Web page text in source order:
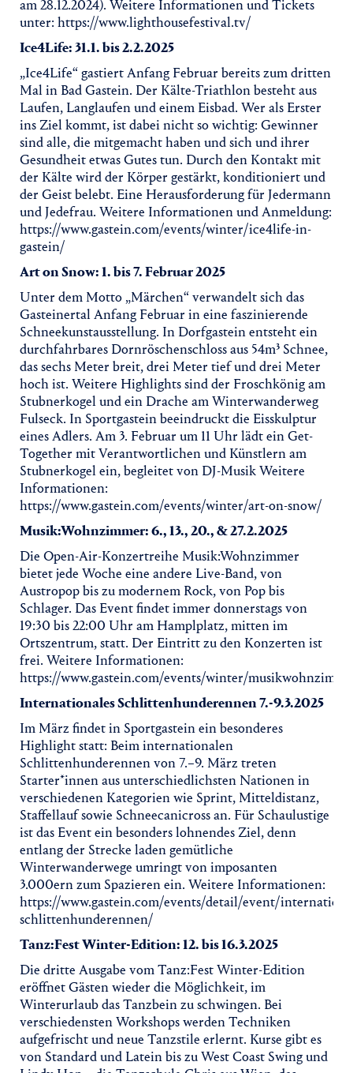
am 28.12.2024). Weitere Informationen und Tickets
unter: https://www.lighthousefestival.tv/
Ice4Life: 31.1. bis 2.2.2025
„Ice4Life“ gastiert Anfang Februar bereits zum dritten
Mal in Bad Gastein. Der Kälte-Triathlon besteht aus
Laufen, Langlaufen und einem Eisbad. Wer als Erster
ins Ziel kommt, ist dabei nicht so wichtig: Gewinner
sind alle, die mitgemacht haben und sich und ihrer
Gesundheit etwas Gutes tun. Durch den Kontakt mit
der Kälte wird der Körper gestärkt, konditioniert und
der Geist belebt. Eine Herausforderung für Jedermann
und Jedefrau. Weitere Informationen und Anmeldung:
https://www.gastein.com/events/winter/ice4life-in-
gastein/
Art on Snow: 1. bis 7. Februar 2025
Unter dem Motto „Märchen“ verwandelt sich das
Gasteinertal Anfang Februar in eine faszinierende
Schneekunstausstellung. In Dorfgastein entsteht ein
durchfahrbares Dornröschenschloss aus 54m³ Schnee,
das sechs Meter breit, drei Meter tief und drei Meter
hoch ist. Weitere Highlights sind der Froschkönig am
Stubnerkogel und ein Drache am Winterwanderweg
Fulseck. In Sportgastein beeindruckt die Eisskulptur
eines Adlers. Am 3. Februar um 11 Uhr lädt ein Get-
Together mit Verantwortlichen und Künstlern am
Stubnerkogel ein, begleitet von DJ-Musik Weitere
Informationen:
https://www.gastein.com/events/winter/art-on-snow/
Musik:Wohnzimmer: 6., 13., 20., & 27.2.2025
Die Open-Air-Konzertreihe Musik:Wohnzimmer
bietet jede Woche eine andere Live-Band, von
Austropop bis zu modernem Rock, von Pop bis
Schlager. Das Event findet immer donnerstags von
19:30 bis 22:00 Uhr am Hamplplatz, mitten im
Ortszentrum, statt. Der Eintritt zu den Konzerten ist
frei. Weitere Informationen:
https://www.gastein.com/events/winter/
Internationales Schlittenhunderennen 7.-9.3.2025
Im März findet in Sportgastein ein besonderes
Highlight statt: Beim internationalen
Schlittenhunderennen von 7.–9. März treten
Starter*innen aus unterschiedlichsten Nationen in
verschiedenen Kategorien wie Sprint, Mitteldistanz,
Staffellauf sowie Schneecanicross an. Für Schaulustige
ist das Event ein besonders lohnendes Ziel, denn
entlang der Strecke laden gemütliche
Winterwanderwege umringt von imposanten
3.000ern zum Spazieren ein. Weitere Informationen:
https://www.gastein.com/events/detail/event/
schlittenhunderennen/
Tanz:Fest Winter-Edition: 12. bis 16.3.2025
Die dritte Ausgabe vom Tanz:Fest Winter-Edition
eröffnet Gästen wieder die Möglichkeit, im
Winterurlaub das Tanzbein zu schwingen. Bei
verschiedensten Workshops werden Techniken
aufgefrischt und neue Tanzstile erlernt. Kurse gibt es
von Standard und Latein bis zu West Coast Swing und